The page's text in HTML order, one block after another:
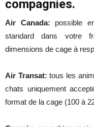
compagnies.
Air Canada: possible
standard dans votre
dimensions de cage à
Air Transat: tous les
chats uniquement
format de la cage (100 à